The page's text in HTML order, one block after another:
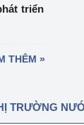
triển
THÊM »
TRƯỜNG